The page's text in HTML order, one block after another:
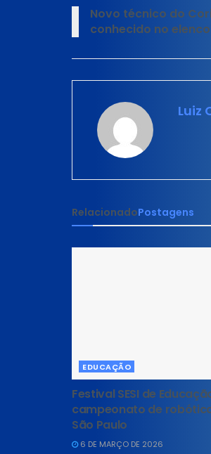
Novo técnico do
conhecido no elenco
Luiz
RelacionadoPostagens
EDUCAÇÃO
Festival SESI de
campeonato de
São Paulo
6 DE MARÇO DE 2026